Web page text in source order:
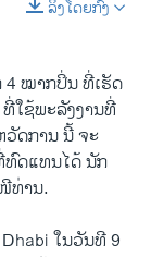
SHARE
ລິງໂດຍກົງ
4 ​ໝາກປິ່ນ ທີ່​ເຮັດ​
ໃຊ້​ພະລັງງານທີ່​
ດການ ນີ້ ຈະ​
ທົດ​ແທນ​ໄດ້ ນັກ
ທ່ານ.
ໃນ​ວັນ​ທີ 9